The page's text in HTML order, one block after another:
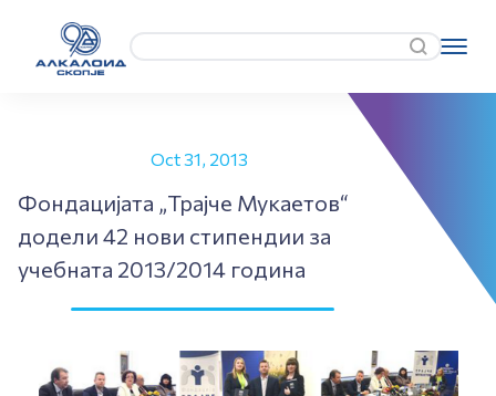
Oct 31, 2013
Фондацијата „Трајче Мукаетов“
додели 42 нови стипендии за
учебната 2013/2014 година